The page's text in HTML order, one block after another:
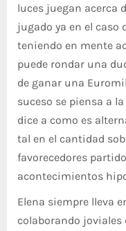
luces juegan acerca
jugado ya en el caso
teniendo en mente
puede rondar una
de ganar una
suceso se piensa a
dice a como es
tal en el cantidad
favorecedores
acontecimientos
Elena siempre lleva
colaborando